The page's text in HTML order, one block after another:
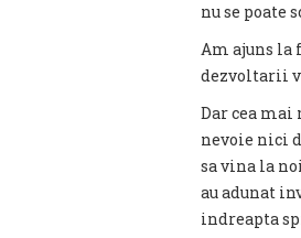
nu se poate
Am ajuns la
dezvoltarii
Dar cea
nevoie nici
sa vina la
au adunat
indreapta